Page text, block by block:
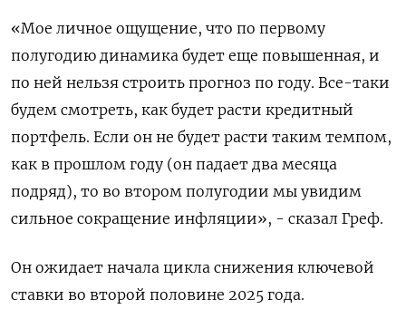
«Мое личное ощущение, что по первому
полугодию динамика будет еще повышенная, и
по ней нельзя строить прогноз по году. Все-таки
будем смотреть, как будет расти кредитный
портфель. Если он не будет расти таким темпом,
как в прошлом году (он падает два месяца
подряд), то во втором полугодии мы увидим
сильное сокращение инфляции», - сказал Греф.
Он ожидает начала цикла снижения ключевой
ставки во второй половине 2025 года.